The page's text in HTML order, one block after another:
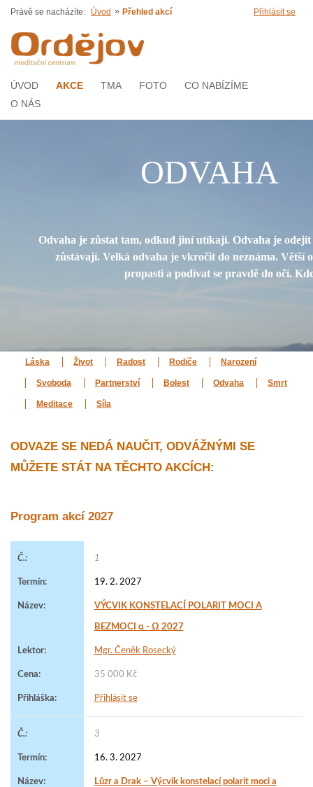
Přihlásit se
Právě se nacházíte: Úvod » Přehled akcí
ÚVOD AKCE TMA FOTO
CO NABÍZÍME
O NÁS
ODVAHA
Odvaha je zůstat tam, odkud jiní utíkají. Odvaha je odejít
zůstávají. Velká odvaha je vkročit do neznáma. Větší
propasti a podívat se pravdě do očí.
Láska Život Radost Rodiče Narození
Svoboda Partnerství Bolest Odvaha Smrt
Meditace Síla
ODVAZE SE NEDÁ NAUČIT, ODVÁŽNÝMI SE
MŮŽETE STÁT NA TĚCHTO AKCÍCH:
Program akcí 2027
1
19. 2. 2027
VÝCVIK KONSTELACÍ POLARIT MOCI A
BEZMOCI α - Ω 2027
Mgr. Čeněk Rosecký
35 000 Kč
Přihlásit se
3
16. 3. 2027
Lůzr a Drak – Výcvik konstelací polarit moci a